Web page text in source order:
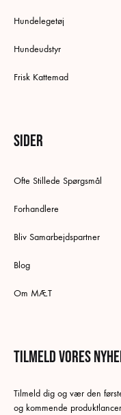
Hundelegetøj
Hundeudstyr
Frisk Kattemad
Sider
Ofte Stillede Spørgsmål
Forhandlere
Bliv Samarbejdspartner
Blog
Om MÆT
Tilmeld vores
Tilmeld dig og vær den
og kommende